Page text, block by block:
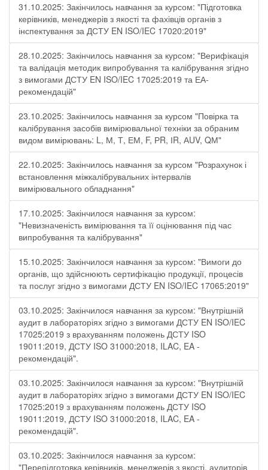
31.10.2025: Закінчилось навчання за курсом: "Підготовка
керівників, менеджерів з якості та фахівців органів з
інспектування за ДСТУ EN ISO/IEC 17020:2019"
28.10.2025: Закінчилось навчання за курсом: "Верифікація
та валідація методик випробування та калібрування згідно
з вимогами ДСТУ EN ISO/IEC 17025:2019 та ЕА-
рекомендацій"
23.10.2025: Закінчилось навчання за курсом "Повірка та
калібрування засобів вимірювальної техніки за обраним
видом вимірювань: L, М, Т, ЕМ, F, РR, ІR, АUV, QМ"
22.10.2025: Закінчилось навчання за курсом "Розрахунок і
встановлення міжкалібрувальних інтервалів
вимірювального обладнання"
17.10.2025: Закінчилося навчання за курсом:
"Невизначеність вимірювання та її оцінювання під час
випробування та калібрування"
15.10.2025: Закінчилося навчання за курсом: "Вимоги до
органів, що здійснюють сертифікацію продукції, процесів
та послуг згідно з вимогами ДСТУ EN ISO/IEC 17065:2019"
03.10.2025: Закінчилося навчання за курсом: "Внутрішній
аудит в лабораторіях згідно з вимогами ДСТУ EN ISO/IEC
17025:2019 з врахуванням положень ДСТУ ISO
19011:2019, ДСТУ ISO 31000:2018, ILAC, EA -
рекомендацій".
03.10.2025: Закінчилося навчання за курсом: "Внутрішній
аудит в лабораторіях згідно з вимогами ДСТУ EN ISO/IEC
17025:2019 з врахуванням положень ДСТУ ISO
19011:2019, ДСТУ ISO 31000:2018, ILAC, EA -
рекомендацій".
03.10.2025: Закінчилося навчання за курсом:
"Перепідготовка керівників, менеджерів з якості, аудиторів